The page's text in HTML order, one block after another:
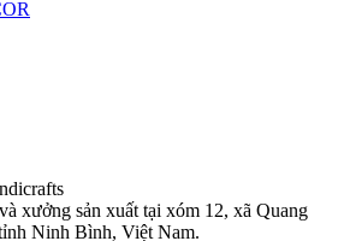
xưởng sản xuất tại xóm 12, xã Quang
Ninh Bình, Việt Nam.